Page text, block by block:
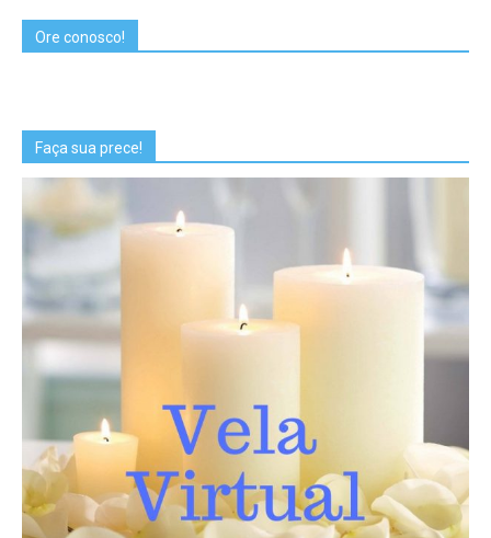
Ore conosco!
Faça sua prece!